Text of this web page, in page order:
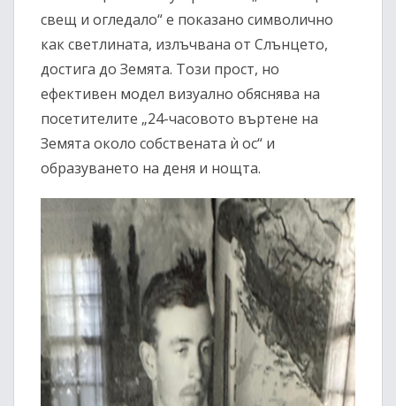
свещ и огледало“ е показано символично
как светлината, излъчвана от Слънцето,
достига до Земята. Този прост, но
ефективен модел визуално обяснява на
посетителите „24-часовото въртене на
Земята около собствената ѝ ос“ и
образуването на деня и нощта.